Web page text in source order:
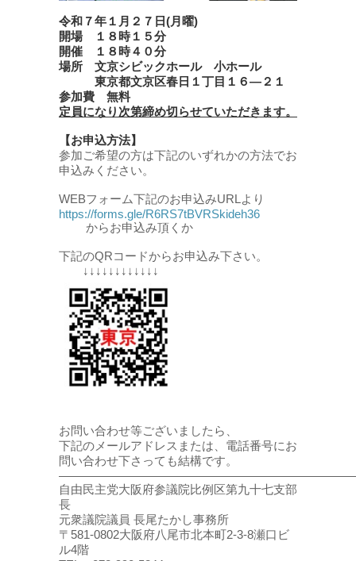
令和７年１月２７日(月曜)
開場 １８時１５分
開催 １８時４０分
場所 文京シビックホール 小ホール
東京都文京区春日１丁目１６―２１
参加費 無料
定員になり次第締め切らせていただきます。
【お申込方法】
参加ご希望の方は下記のいずれかの方法でお
申込みください。
WEBフォーム下記のお申込みURLより
https://forms.gle/R6RS7tBVRSkideh36
からお申込み頂くか
下記のQRコードからお申込み下さい。
↓↓↓↓↓↓↓↓↓↓↓↓
お問い合わせ等ございましたら、
下記のメールアドレスまたは、電話番号にお
問い合わせ下さっても結構です。
自由民主党大阪府参議院比例区第九十七支部
長
元衆議院議員 長尾たかし事務所
〒581-0802大阪府八尾市北本町2-3-8瀬口ビ
ル4階